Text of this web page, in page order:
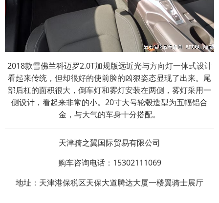
2018款雪佛兰科迈罗2.0T加规版远近光与方向灯一体式设计
看起来传统，但却很好的使前脸的凶狠姿态显现了出来。尾
部后杠的面积很大，倒车灯和雾灯安装在两侧，雾灯采用一
侧设计，看起来非常的小。20寸大号轮毂造型为五幅铝合
金，与大气的车身十分搭配。
天津骑之翼国际贸易有限公司
购车咨询电话：15302111069
地址：天津港保税区天保大道腾达大厦一楼翼骑士展厅